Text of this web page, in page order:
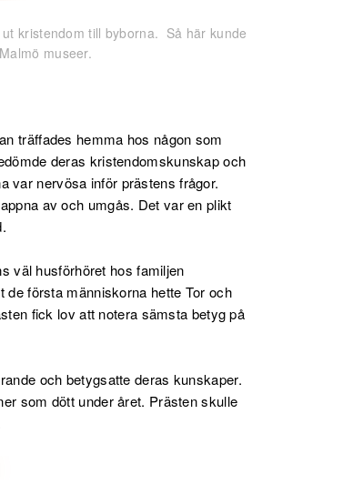
kristendom till byborna. Så här kunde
museer.
träffades hemma hos någon som
deras kristendomskunskap och
var nervösa inför prästens frågor.
av och umgås. Det var en plikt
väl husförhöret hos familjen
första människorna hette Tor och
fick lov att notera sämsta betyg på
och betygsatte deras kunskaper.
som dött under året. Prästen skulle